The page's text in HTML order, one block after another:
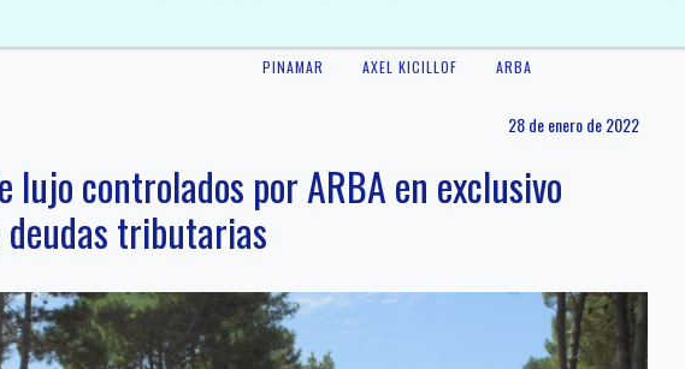
PINAMAR AXEL KICILLOF ARBA
28 de enero de 2022
lujo controlados por ARBA en exclusivo
tributarias